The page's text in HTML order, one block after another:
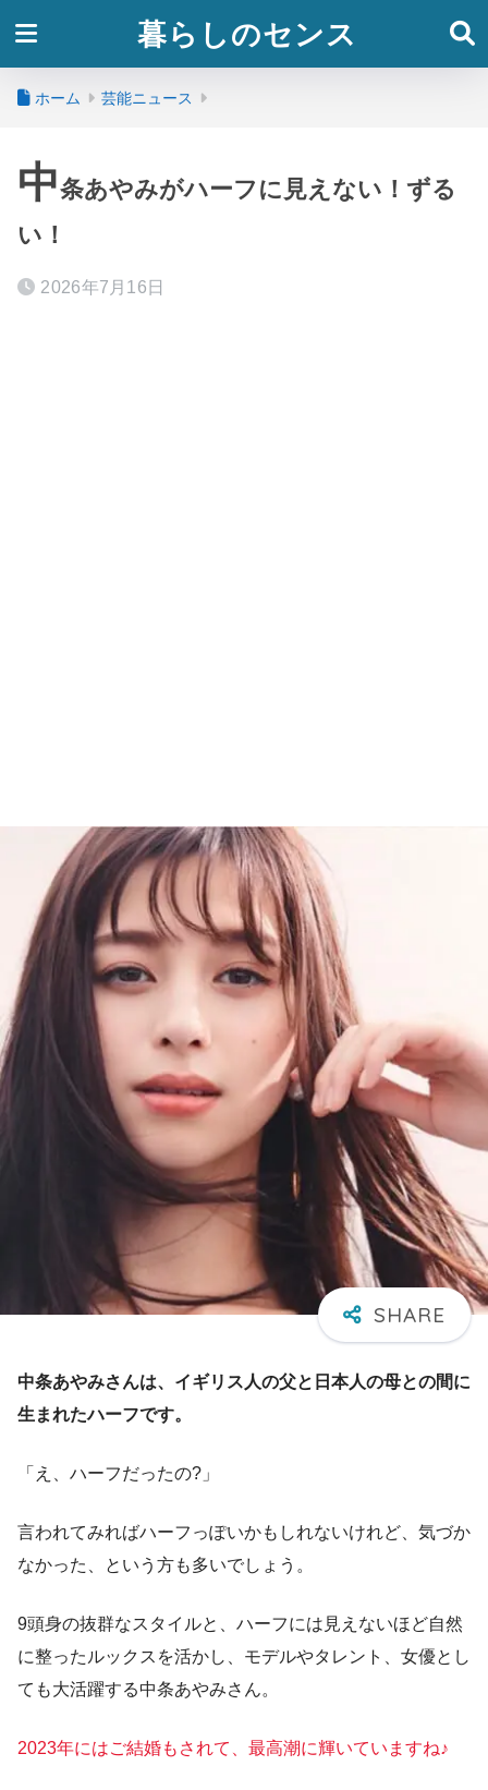
暮らしのセンス
ホーム 芸能ニュース
中条あやみがハーフに見えない！ずる
い！
2026年7月16日
中条あやみさんは、イギリス人の父と日本人の母との間に
生まれたハーフです。
「え、ハーフだったの?」
言われてみればハーフっぽいかもしれないけれど、気づか
なかった、という方も多いでしょう。
9頭身の抜群なスタイルと、ハーフには見えないほど自然
に整ったルックスを活かし、モデルやタレント、女優とし
ても大活躍する中条あやみさん。
2023年にはご結婚もされて、最高潮に輝いていますね♪